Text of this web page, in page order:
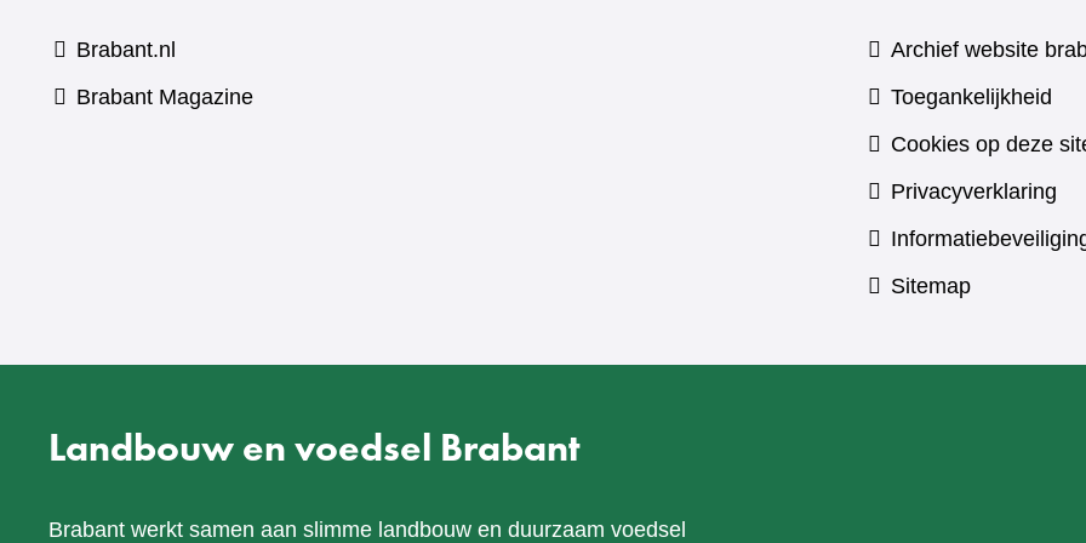
Brabant.nl
Brabant Magazine(verwijst
Archief website
Toegankelijkheid
Cookies op deze
Privacyverklaring
Sitemap
Landbouw en voedsel Brabant
Brabant werkt samen aan slimme landbouw en duurzaam voedsel